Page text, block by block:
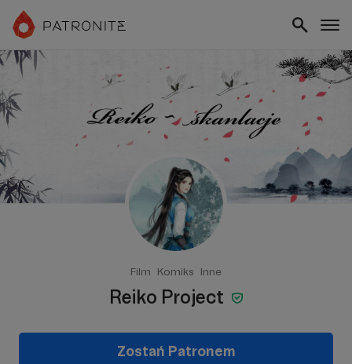
Film Komiks Inne
Reiko Project
Zostań Patronem